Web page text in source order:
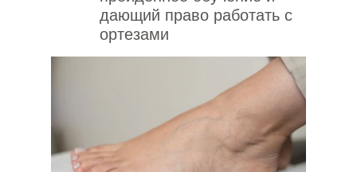
дающий право работать с
ортезами